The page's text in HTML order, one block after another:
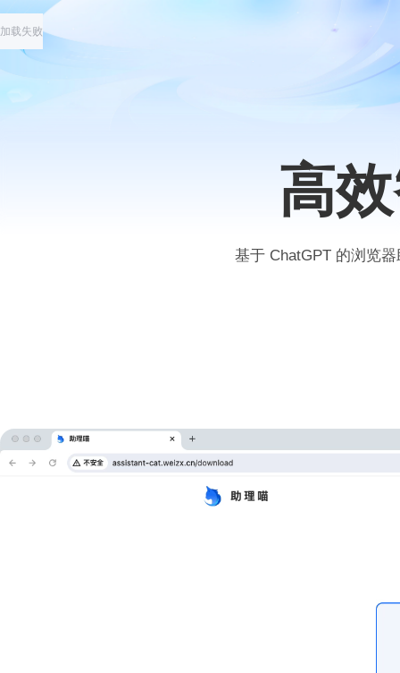
加载失败
高
基于 ChatGPT 的浏览